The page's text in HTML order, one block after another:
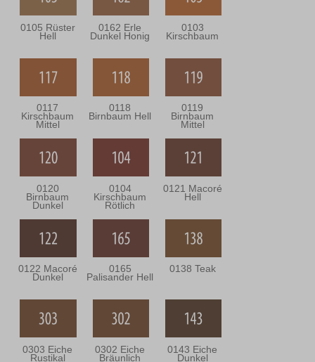
0105 Rüster
Hell
0162 Erle
Dunkel Honig
0103
Kirschbaum
0117
Kirschbaum
Mittel
0118
Birnbaum Hell
0119
Birnbaum
Mittel
0120
Birnbaum
Dunkel
0104
Kirschbaum
Rötlich
0121 Macoré
Hell
0122 Macoré
Dunkel
0165
Palisander Hell
0138 Teak
0303 Eiche
Rustikal
0302 Eiche
Bräunlich
0143 Eiche
Dunkel